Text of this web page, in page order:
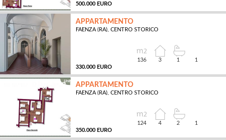
500.000 EURO
APPARTAMENTO
FAENZA (RA), CENTRO STORICO
330.000 EURO
136 3 1 1
APPARTAMENTO
FAENZA (RA), CENTRO STORICO
350.000 EURO
124 4 2 1